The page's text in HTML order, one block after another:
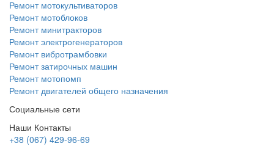
Ремонт мотокультиваторов
Ремонт мотоблоков
Ремонт минитракторов
Ремонт электрогенераторов
Ремонт вибротрамбовки
Ремонт затирочных машин
Ремонт мотопомп
Ремонт двигателей общего назначения
Социальные сети
Наши Контакты
+38 (067) 429-96-69